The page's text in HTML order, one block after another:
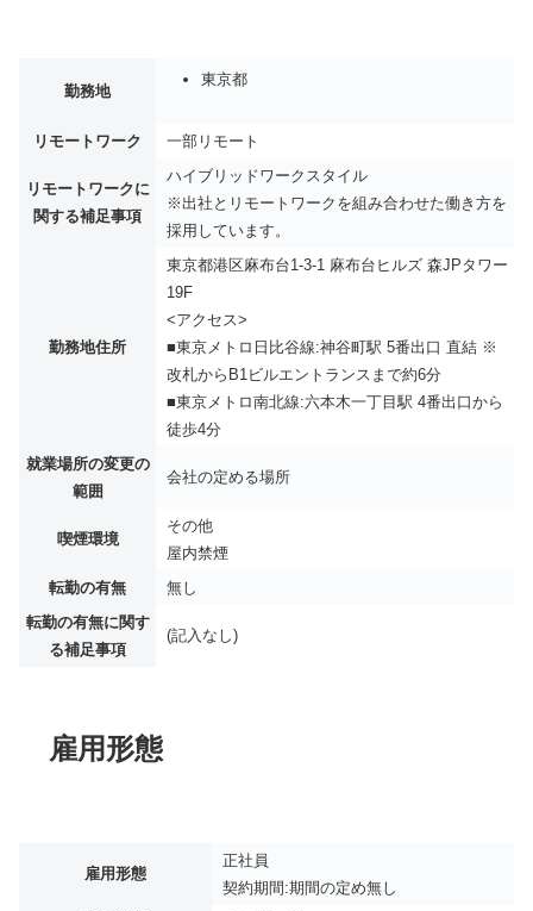
勤務地
東京都
リモートワーク 一部リモート
リモートワークに
関する補足事項
ハイブリッドワークスタイル
※出社とリモートワークを組み合わせた働き方を
採用しています。
勤務地住所
東京都港区麻布台1-3-1 麻布台ヒルズ 森JPタワー
19F
<アクセス>
■東京メトロ日比谷線:神谷町駅 5番出口 直結 ※
改札からB1ビルエントランスまで約6分
■東京メトロ南北線:六本木一丁目駅 4番出口から
徒歩4分
就業場所の変更の
範囲
会社の定める場所
喫煙環境
その他
屋内禁煙
転勤の有無
無し
転勤の有無に関す
る補足事項
(記入なし)
雇用形態
雇用形態
正社員
契約期間:期間の定め無し